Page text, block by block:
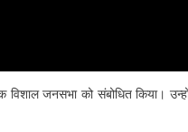
विशाल जनसभा को संबोधित किया।